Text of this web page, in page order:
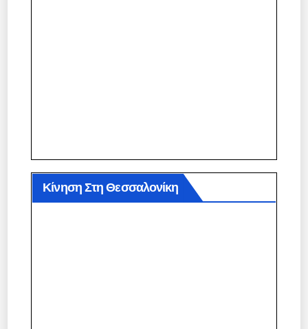
Κίνηση Στη Θεσσαλονίκη